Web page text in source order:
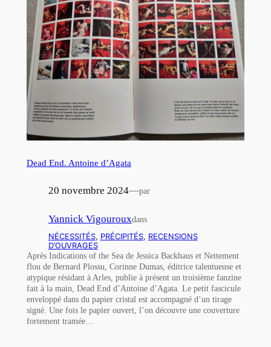
Dead End. Antoine d’Agata
20 novembre 2024—par
Yannick Vigourouxdans
NÉCESSITÉS, PRÉCIPITÉS, RECENSIONS
D’OUVRAGES
Après Indications of the Sea de Jessica Backhaus et Nettement
flou de Bernard Plossu, Corinne Dumas, éditrice talentueuse et
atypique résidant à Arles, publie à présent un troisième fanzine
fait à la main, Dead End d’Antoine d’Agata. Le petit fascicule
enveloppé dans du papier cristal est accompagné d’un tirage
signé. Une fois le papier ouvert, l’on découvre une couverture
fortement tramée…